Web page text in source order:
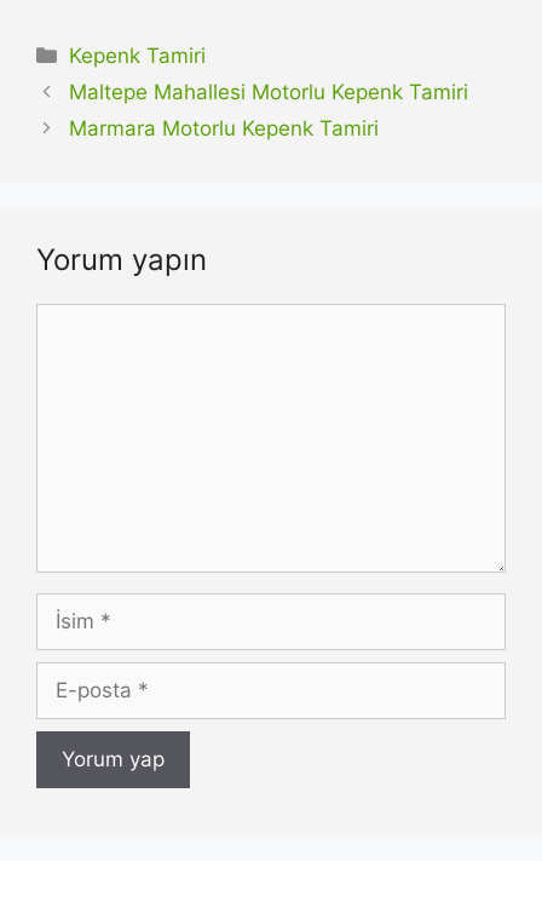
Kategoriler
Kepenk Tamiri
Maltepe Mahallesi Motorlu Kepenk Tamiri
Marmara Motorlu Kepenk Tamiri
Yorum yapın
İsim
posta